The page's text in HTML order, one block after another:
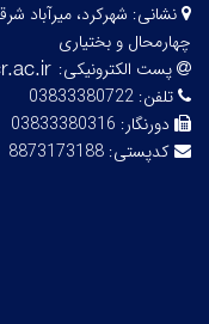
نشانی: شهرکرد، میرآباد
چهارمحال و بختیاری
پست الکترونیکی:
تلفن: 03833380722
دورنگار: 03833380316
کدپستی: 8873173188